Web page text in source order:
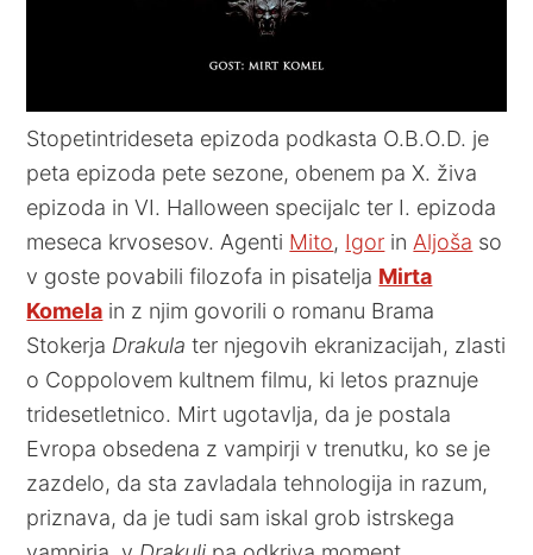
Stopetintrideseta epizoda podkasta O.B.O.D. je
peta epizoda pete sezone, obenem pa X. živa
epizoda in VI. Halloween specijalc ter I. epizoda
meseca krvosesov. Agenti Mito, Igor in Aljoša so
v goste povabili filozofa in pisatelja Mirta
Komela in z njim govorili o romanu Brama
Stokerja Drakula ter njegovih ekranizacijah, zlasti
o Coppolovem kultnem filmu, ki letos praznuje
tridesetletnico. Mirt ugotavlja, da je postala
Evropa obsedena z vampirji v trenutku, ko se je
zazdelo, da sta zavladala tehnologija in razum,
priznava, da je tudi sam iskal grob istrskega